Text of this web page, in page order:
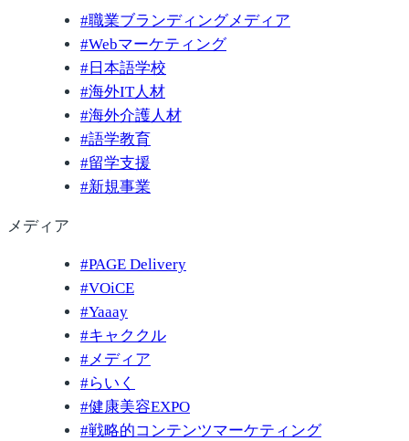
#職業ブランディングメディア
#Webマーケティング
# 日本語学校
#海外IT人材
#海外介護人材
#語学教育
#留学支援
#新規事業
メディア
#PAGE Delivery
#VOiCE
#Yaaay
#キャククル
#メディア
#らいく
#健康美容EXPO
#戦略的コンテンツマーケティング